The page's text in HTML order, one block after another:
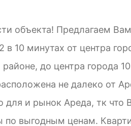
объекта! Предлагаем
в 10 минутах от центра
до центра города
не далеко от
для и рынок Ареда, тк что
выгодным ценам.